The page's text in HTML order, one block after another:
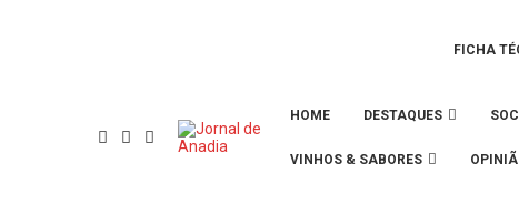
FICHA
HOME DESTAQUES
VINHOS & SABORES